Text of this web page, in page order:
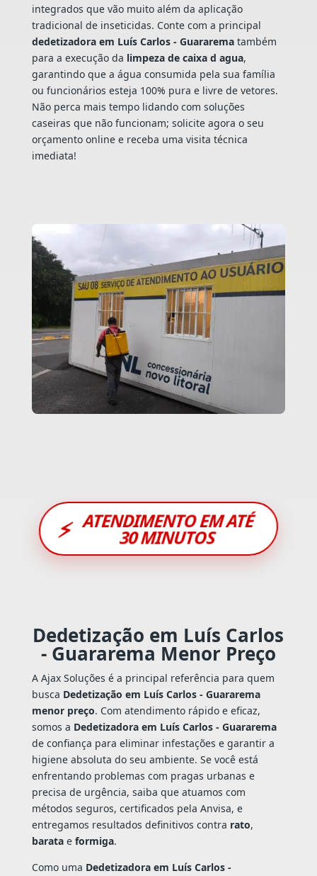
integrados que vão muito além da aplicação
tradicional de inseticidas. Conte com a principal
dedetizadora em Luís Carlos - Guararematambém
para a execução da limpeza de caixa d agua,
garantindo que a água consumida pela sua família
ou funcionários esteja 100% pura e livre de vetores.
Não perca mais tempo lidando com soluções
caseiras que não funcionam; solicite agora o seu
orçamento online e receba uma visita técnica
imediata!
⚡ ATENDIMENTO EM ATÉ
30 MINUTOS
Dedetização em Luís Carlos
- Guararema Menor Preço
A Ajax Soluções é a principal referência para quem
busca Dedetização em Luís Carlos - Guararema
menor preço. Com atendimento rápido e eficaz,
somos a Dedetizadora em Luís Carlos - Guararema
de confiança para eliminar infestações e garantir a
higiene absoluta do seu ambiente. Se você está
enfrentando problemas com pragas urbanas e
precisa de urgência, saiba que atuamos com
métodos seguros, certificados pela Anvisa, e
entregamos resultados definitivos contra rato,
baratae formiga.
Como uma Dedetizadora em Luís Carlos -